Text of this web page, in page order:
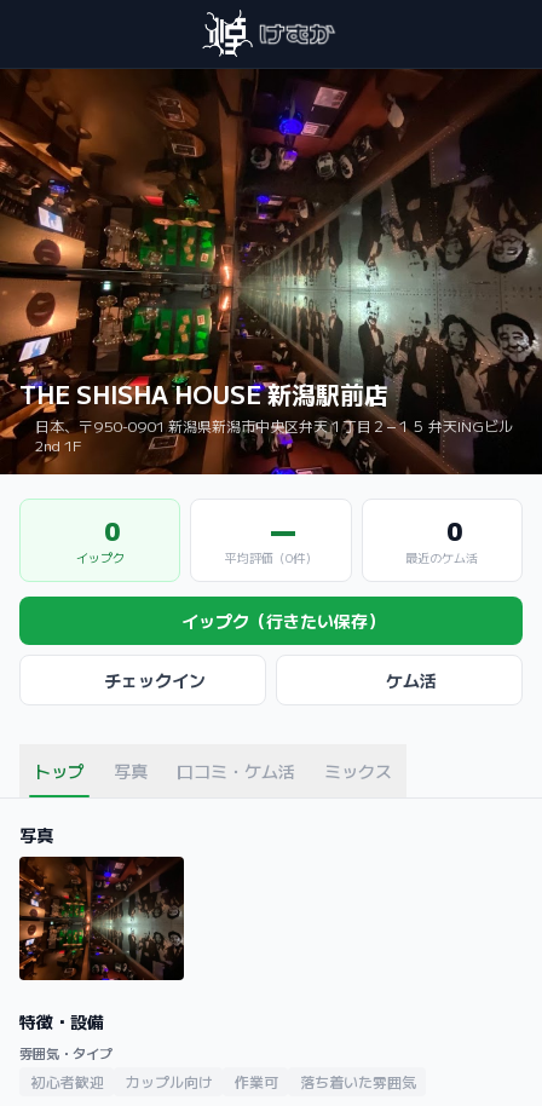
THE SHISHA HOUSE 新潟駅前店
日本、〒950-0901 新潟県新潟市中央区弁天１丁目２−１５ 弁天INGビル
2nd 1F
0
イップク
—
平均評価（0件）
0
最近のケム活
イップク（行きたい保存）
チェックイン ケム活
トップ 写真 口コミ・ケム活 ミックス
写真
特徴・設備
雰囲気・タイプ
初心者歓迎 カップル向け 作業可 落ち着いた雰囲気